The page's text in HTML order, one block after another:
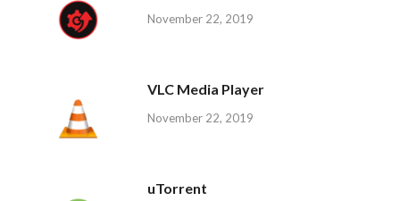
November 22, 2019
VLC Media Player
November 22, 2019
uTorrent